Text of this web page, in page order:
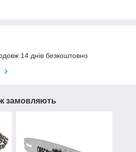
14 днів безкоштовно
замовляють